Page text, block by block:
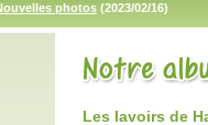
photos (2023/02/16)
Les lavoirs de